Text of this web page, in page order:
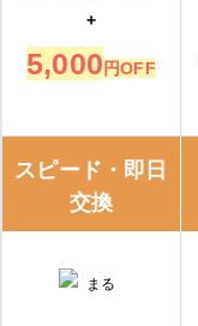
+
5,000円OFF
スピード・即日
交換